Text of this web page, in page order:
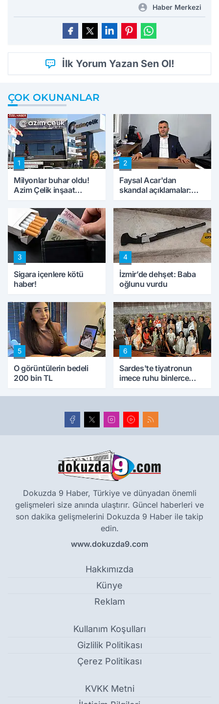
Haber Merkezi
İlk Yorum Yazan Sen Ol!
ÇOK OKUNANLAR
1
Milyonlar buhar oldu!
Azim Çelik inşaat
konuştu
2
Faysal Acar'dan
skandal açıklamalar:
peynircilerimizi de
kıskaca aldı, müdahale
ettik'
3
Sigara içenlere kötü
haber!
4
İzmir’de dehşet: Baba
oğlunu vurdu
5
O görüntülerin bedeli
200 bin TL
6
Sardes'te tiyatronun
imece ruhu binlerce
Dokuzda 9 Haber, Türkiye ve dünyadan önemli
gelişmeleri size anında ulaştırır. Güncel haberleri ve
son dakika gelişmelerini Dokuzda 9 Haber ile takip
edin.
www.dokuzda9.com
Hakkımızda
Künye
Reklam
Kullanım Koşulları
Gizlilik Politikası
Çerez Politikası
KVKK Metni